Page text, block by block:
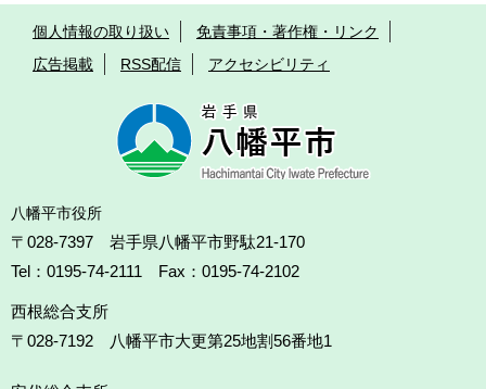
個人情報の取り扱い
免責事項・著作権・リンク
広告掲載
RSS配信 アクセシビリティ
八幡平市役所
〒028-7397 岩手県八幡平市野駄21-170
Tel：0195-74-2111 Fax：0195-74-2102
西根総合支所
〒028-7192
八幡平市大更第25地割56番地1